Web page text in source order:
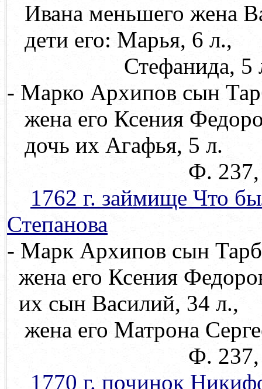
Ивана меньшего жена
дети его: Марья, 6 л.,
Стефанида, 5
- Марко Архипов сын
жена его Ксения
дочь их Агафья, 5 л.
Ф. 237, оп. 71,
1762 г. займище Что
Степанова
- Марк Архипов сын
жена его Ксения
их сын Василий, 34 л.,
жена его Матрона
Ф. 237, оп. 71,
1770 г. починок